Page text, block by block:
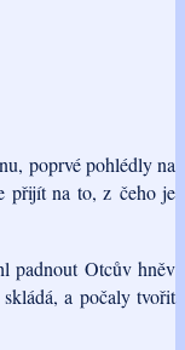
poprvé pohlédly na
přijít na to, z čeho je
padnout Otcův hněv
a počaly tvořit